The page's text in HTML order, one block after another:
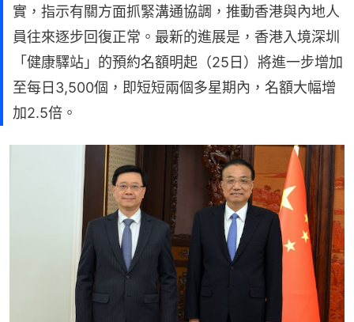
實，指示有關方面抓緊溝通協調，推動香港與內地人
員往來逐步回復正常。最新的進展是，香港入境深圳
「健康驛站」的預約名額明起（25日）將進一步增加
至每日3,500個，即短短兩個多星期內，名額大幅增
加2.5倍。